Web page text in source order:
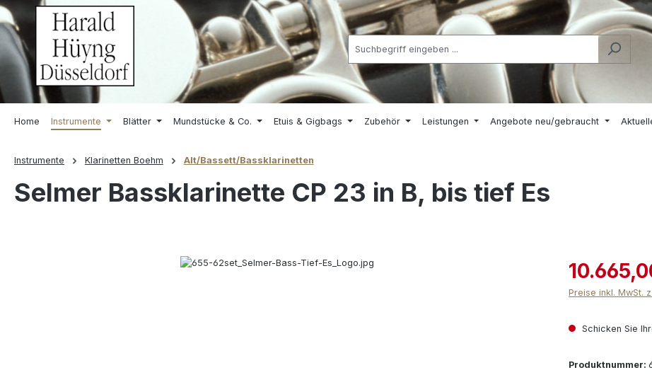
Zur Hauptnavigation springen
Home Instrumente Blätter Mundstücke & Co. Etuis & Gigbags Zubehör Leistungen Angebote neu/gebraucht
Instrumente Klarinetten Boehm Alt/Bassett/Bassklarinetten
Selmer Bassklarinette CP 23 in B, bis tief Es
Preise inkl. MwSt.
Schicken Sie
Produktnummer: